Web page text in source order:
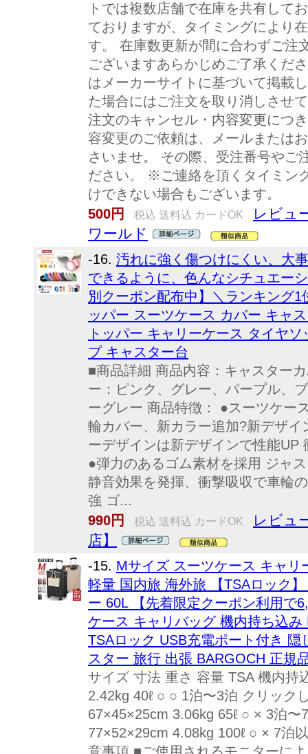
トでは複数店舗で在庫を共有して
ておりますが、タイミングにより
す。 在庫数更新が間に合わずご注
ございますあらかじめご了承くだ
はメーカーサイトに基づいて掲載
た場合にはご注文を取り消しさせ
注文のキャンセル・内容変更につ
容変更のご依頼は、メールまたは
さいませ。 その際、受注番号やご
ださい。 ※ご連絡を頂くタイミン
けできない場合もございます。
500円
税込 送料込 カードOK
レビュ
ワールド
-16. 汚れに強く傷つけにくい、大
できるように、色んなシチュエー
別クーポン配布中】＼ランキング
ッパー スーツケース カバー キャ
トッパー キャリーケース タイヤ
プ キャスター台
■商品詳細 商品内容：キャスター
ー：ピンク、グレー、パープル、
ーグレー 商品特徴： ●スーツケー
輪カバー、新カラー追加?新デ
ーデザインは新デザインで性能UP
●弾力のあるゴム素材を採用 ジャ
静音効果を発揮、衝撃吸収で車輪
強 ゴ...
990円
税込 送料込 カードOK
レビュ
店】
-15. Mサイズ スーツケース キャ
軽量 国内旅 海外旅 【TSAロック
ー 60L 【先着限定クーポン利用で
ケース キャリバッグ 機内持ち込
TSAロック USB充電ポート付き
スター 旅行 出張 BARGOCH 正規
サイズ 寸法 重さ 容量 TSA 機内持
2.42kg 40ℓ ○ ○ 1泊〜3泊 クリック
67×45×25cm 3.06kg 65ℓ ○ × 3泊〜
77×52×29cm 4.08kg 100ℓ ○ × 7泊